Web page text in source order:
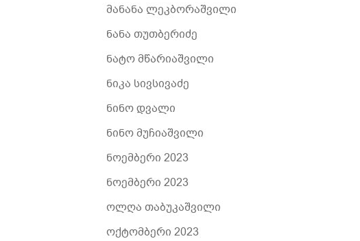
მანანა ლეკბორაშვილი
ნანა თუთბერიძე
ნატო მწარიაშვილი
ნიკა სივსივაძე
ნინო დვალი
ნინო მუჩიაშვილი
ნოემბერი 2023
ნოემბერი 2023
ოლღა თაბუკაშვილი
ოქტომბერი 2023